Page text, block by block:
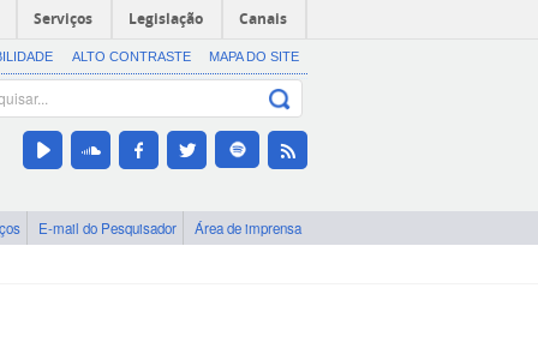
Serviços Legislação Canais
ALTO CONTRASTE MAPA DO SITE
E-mail do Pesquisador Área de imprensa